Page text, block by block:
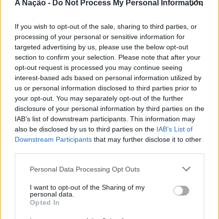
A Nação - Do Not Process My Personal Information
If you wish to opt-out of the sale, sharing to third parties, or
processing of your personal or sensitive information for
targeted advertising by us, please use the below opt-out
section to confirm your selection. Please note that after your
opt-out request is processed you may continue seeing
interest-based ads based on personal information utilized by
us or personal information disclosed to third parties prior to
your opt-out. You may separately opt-out of the further
disclosure of your personal information by third parties on the
IAB’s list of downstream participants. This information may
also be disclosed by us to third parties on the IAB’s List of
Downstream Participants that may further disclose it to other
Personal Data Processing Opt Outs
I want to opt-out of the Sharing of my
personal data.
Opted In
de vento das comunidades costeiras, promovendo o
território através do mar e das suas condições naturais.
Nas palavras de Pedro Mota, De todas as etapas do
Nortada Ocean Rides, este evento é o que mais precisa
da “nortada” como apoio, porque sem vento não há
kitesurf.
A presença da Nortada vai mais uma vez, alem da
competição. O que queremos é fazer parte deste
movimento que promove o encontro entre atletas,
visitantes e a comunidade local. Que a marca Nortada
esteja presente de uma forma natural e quase obvia,
valorizando o património natural e a relação de
Nortada.
CONTINUAR A LER
ATUALIDADE
Cinco projetos de Cascais finalistas
em iniciativa europeia
Publicado 1 dia atrás on 05/08/2026
Por Ígor Lopes
Vencedores serão anunciados no “Innovation in Politics
Awards,” a 30 de outubro de 2026, no Centro de
Participação cívica, Juventude, Educação, Emprego e
Inclusão de pessoas com deficiência. Estas são as áreas